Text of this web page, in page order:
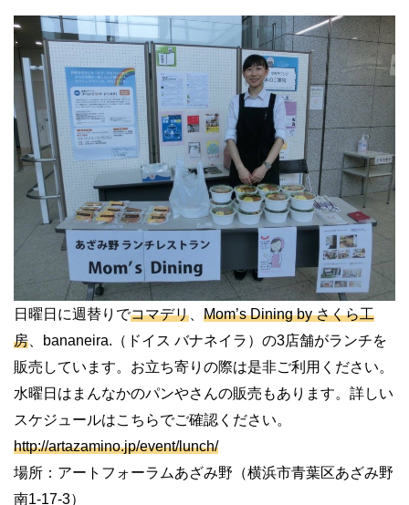
日曜日に週替りでコマデリ、 Mom’s Dining by さくら工
房、bananeira.（ドイス バナネイラ）の3店舗がランチを
販売しています。お立ち寄りの際は是非ご利用ください。
水曜日はまんなかのパンやさんの販売もあります。詳しい
スケジュールはこちらでご確認ください。
http://artazamino.jp/event/lunch/
場所：アートフォーラムあざみ野（横浜市青葉区あざみ野
南1-17-3）